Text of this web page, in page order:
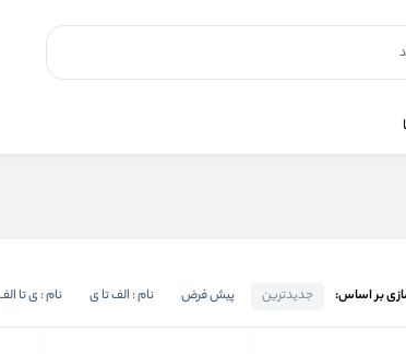
بر اساس: جدیدترین پیش فرض نام : الف تا ی نام : ی تا